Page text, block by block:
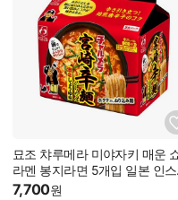
묘조 챠루메라 미야자키 매운
라멘 봉지라면 5개입 일본 인스
트라면
7,700원